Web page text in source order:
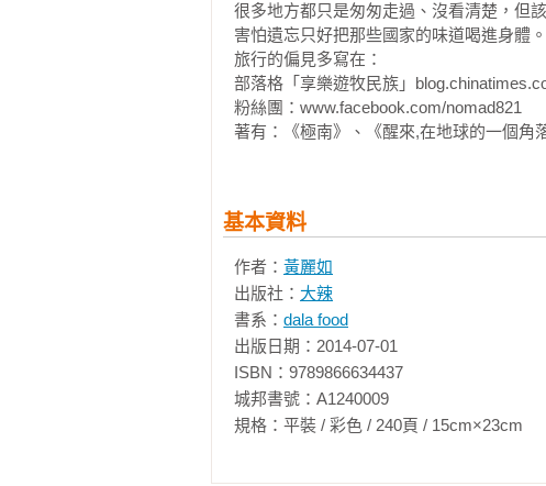
08／智利Chile vs 祕魯Peru／智利到祕魯
智利和秘魯均將Pisco Sour視為國飲，但
喝！
09／祕魯Peru印加式的迷醉／Chicha+古柯
【暢飲】
如果星期五晚上在仰光，一定要鑽進仰光
光。
11／漢堡Hamburg／漢堡漁市喝到飽，先
這是我參加過最早的party、比上班時間還
12／波札那Botswana／乘著Savanna的泡
很多地方都只是匆匆走過、沒看清楚，但
害怕遺忘只好把那些國家的味道喝進身體。
旅行的偏見多寫在：
部落格「享樂遊牧民族」
粉絲團：www.facebook.com/nomad821
著有：《極南》、《醒來,在地球的一個角
基本資料
作者： 黃麗如
出版社： 大辣
書系： dala food
出版日期：2014-07-01
ISBN：9789866634437
城邦書號：A1240009
規格：平裝 / 彩色 / 240頁 /